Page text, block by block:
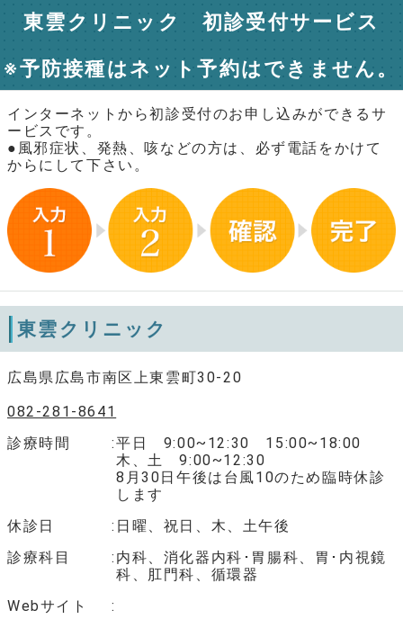
東雲クリニック 初診受付サービス
※予防接種はネット予約はできません。
インターネットから初診受付のお申し込みができるサ
ービスです。
●風邪症状、発熱、咳などの方は、必ず電話をかけて
からにして下さい。
東雲クリニック
広島県広島市南区上東雲町30-20
082-281-8641
診療時間
平日 9:00~12:30 15:00~18:00
木、土 9:00~12:30
8月30日午後は台風10のため臨時休診
します
休診日
日曜、祝日、木、土午後
診療科目
内科、消化器内科･胃腸科、胃･内視鏡
科、肛門科、循環器
Webサイト